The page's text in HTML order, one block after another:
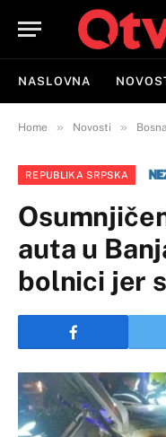
NASLOVNA
Home » Novosti »
REPUBLIKA SRPSKA
auta u
bolnici jer